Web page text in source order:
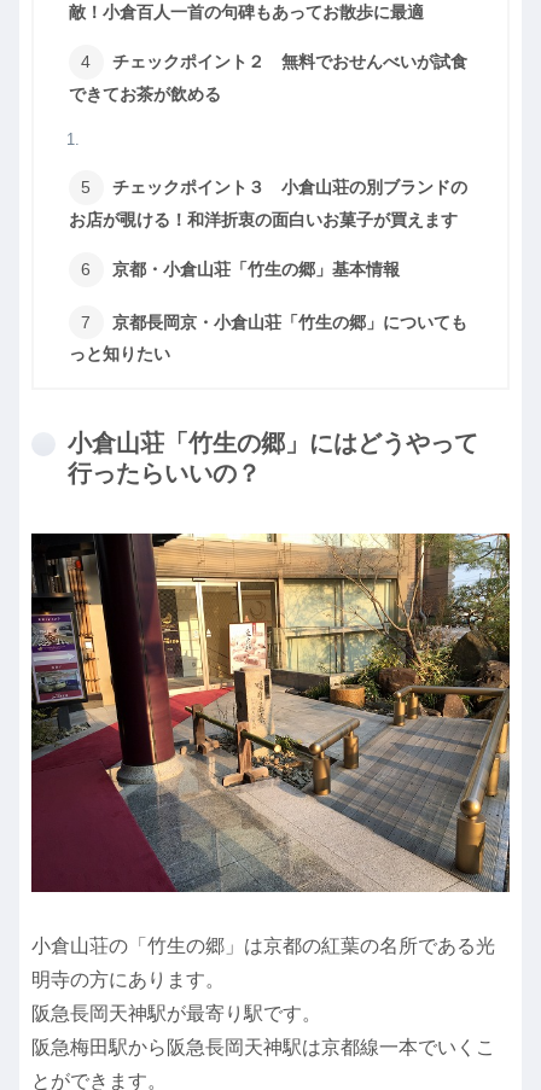
敵！小倉百人一首の句碑もあってお散歩に最適
チェックポイント２ 無料でおせんべいが試食
できてお茶が飲める
チェックポイント３ 小倉山荘の別ブランドの
お店が覗ける！和洋折衷の面白いお菓子が買えます
京都・小倉山荘「竹生の郷」基本情報
京都長岡京・小倉山荘「竹生の郷」についても
っと知りたい
小倉山荘「竹生の郷」にはどうやって
行ったらいいの？
小倉山荘の「竹生の郷」は京都の紅葉の名所である光
明寺の方にあります。
阪急長岡天神駅が最寄り駅です。
阪急梅田駅から阪急長岡天神駅は京都線一本でいくこ
とができます。